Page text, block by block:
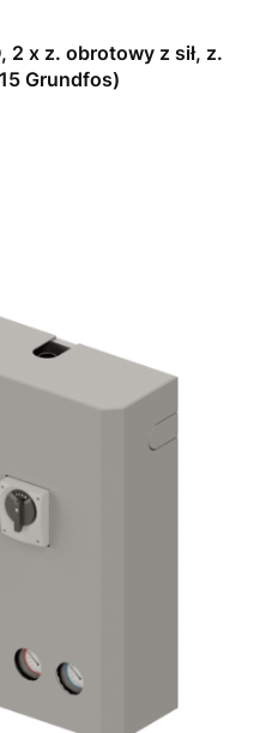
2 x z. obrotowy z sił, z.
Grundfos)